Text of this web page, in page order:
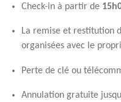
Check-in à partir de
La remise et restitution
organisées avec le
Perte de clé ou
Annulation gratuite